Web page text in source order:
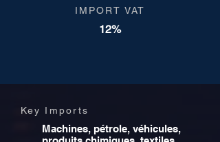
IMPORT VAT
12%
Key Imports
Machines, pétrole, véhicules,